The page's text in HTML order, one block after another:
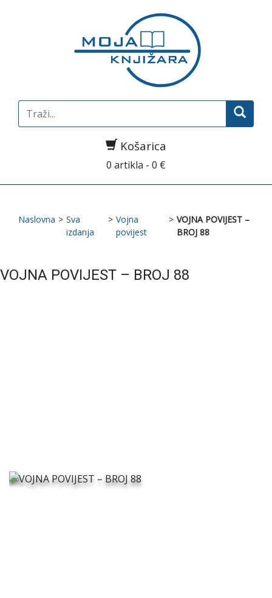
Search
for:
Košarica
0 artikla - 0 €
Naslovna > Sva
izdanja
> Vojna
povijest
> VOJNA POVIJEST –
BROJ 88
VOJNA POVIJEST – BROJ 88